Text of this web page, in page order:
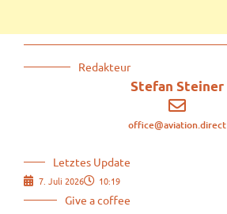
Redakteur
Stefan Steiner
office@aviation.direct
Letztes Update
7. Juli 2026 10:19
Give a coffee